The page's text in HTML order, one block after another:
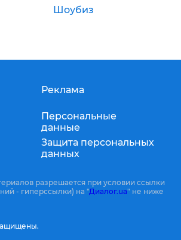
Шоубиз
Реклама
Персональные
данные
Защита персональных
данных
разрешается при условии ссылки
- гиперссылки) на "Диалог.ua" не ниже